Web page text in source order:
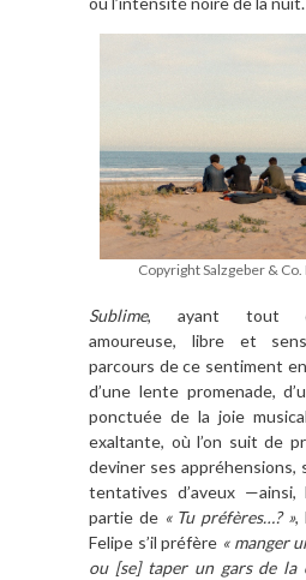
Copyright Salzgeber &
Sublime, ayant tout
amoureuse, libre et
parcours de ce sentiment
d’une lente promenade,
ponctuée de la joie
exaltante, où l’on suit de
deviner ses appréhensions,
tentatives d’aveux —ainsi,
partie de « Tu préfères…? »,
Felipe s’il préfère « manger
ou [se] taper un gars de la